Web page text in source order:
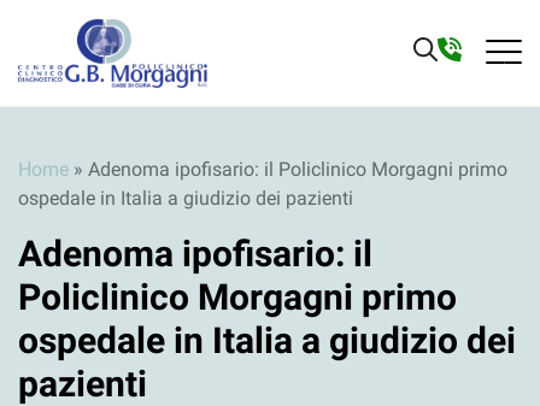
Home » Adenoma ipofisario: il Policlinico Morgagni primo
ospedale in Italia a giudizio dei pazienti
Adenoma ipofisario: il
Policlinico Morgagni primo
ospedale in Italia a giudizio dei
pazienti